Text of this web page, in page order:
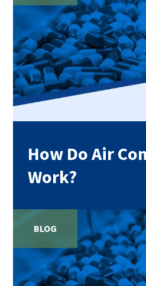
How Do Air
Work?
BLOG